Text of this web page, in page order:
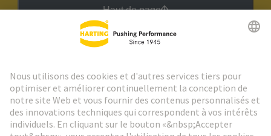
Haut de page
Aller à l'inscription